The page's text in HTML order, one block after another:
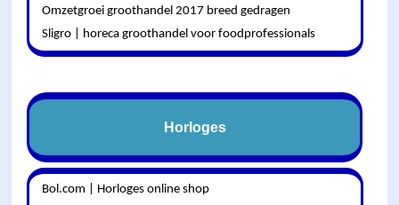
Omzetgroei groothandel 2017 breed gedragen
Sligro | horeca groothandel voor foodprofessionals
Horloges
Bol.com | Horloges online shop